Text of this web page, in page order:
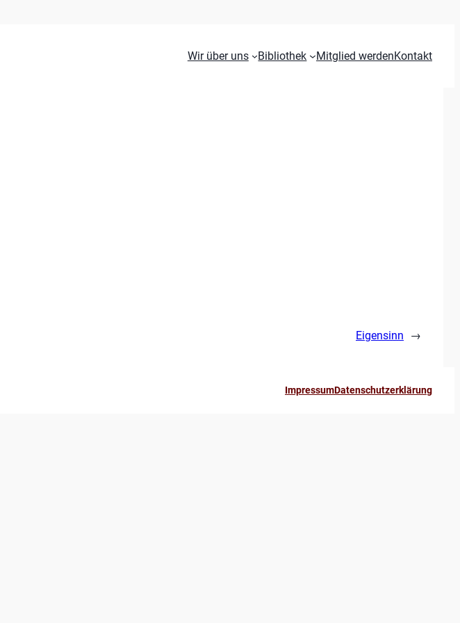
Wir über uns Bibliothek Mitglied werdenKontakt
Eigensinn →
ImpressumDatenschutzerklärung